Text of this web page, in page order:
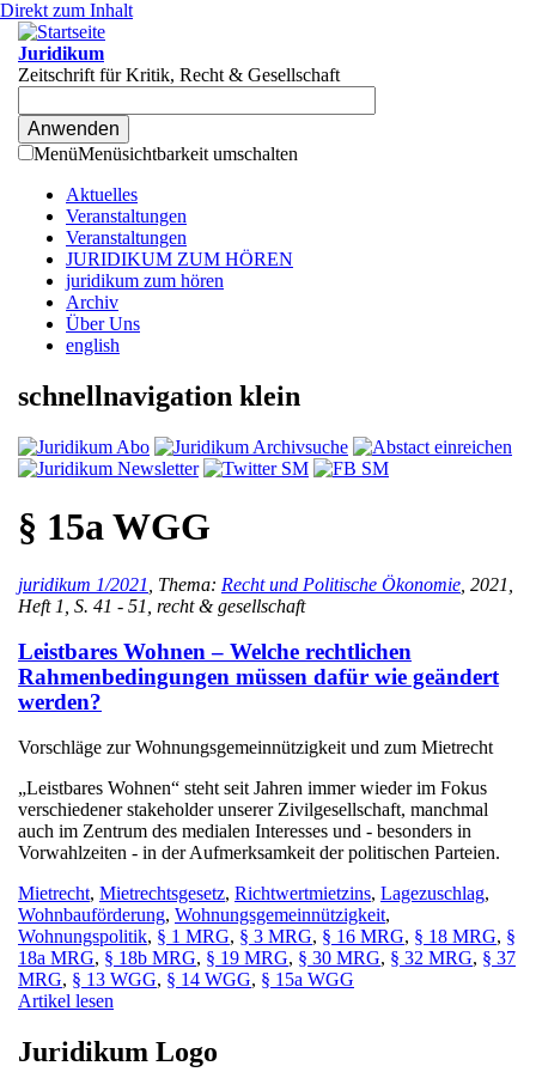
Direkt zum Inhalt
Juridikum
Zeitschrift für Kritik, Recht & Gesellschaft
MenüMenüsichtbarkeit umschalten
Aktuelles
Veranstaltungen
Veranstaltungen
JURIDIKUM ZUM HÖREN
juridikum zum hören
Archiv
Über Uns
english
schnellnavigation klein
§ 15a WGG
juridikum 1/2021 , Thema: Recht und Politische Ökonomie , 2021,
Heft 1, S. 41 - 51, recht & gesellschaft
Leistbares Wohnen – Welche rechtlichen
Rahmenbedingungen müssen dafür wie geändert
werden?
Vorschläge zur Wohnungsgemeinnützigkeit und zum Mietrecht
„Leistbares Wohnen“ steht seit Jahren immer wieder im Fokus
verschiedener stakeholder unserer Zivilgesellschaft, manchmal
auch im Zentrum des medialen Interesses und - besonders in
Vorwahlzeiten - in der Aufmerksamkeit der politischen Parteien.
Mietrecht, Mietrechtsgesetz, Richtwertmietzins, Lagezuschlag,
Wohnbauförderung, Wohnungsgemeinnützigkeit,
Wohnungspolitik, § 1 MRG, § 3 MRG, § 16 MRG, § 18 MRG, §
18a MRG, § 18b MRG, § 19 MRG, § 30 MRG, § 32 MRG, § 37
MRG, § 13 WGG, § 14 WGG, § 15a WGG
Artikel lesen
Juridikum Logo